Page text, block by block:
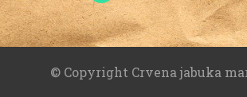
© Copyright Crvena jabuka